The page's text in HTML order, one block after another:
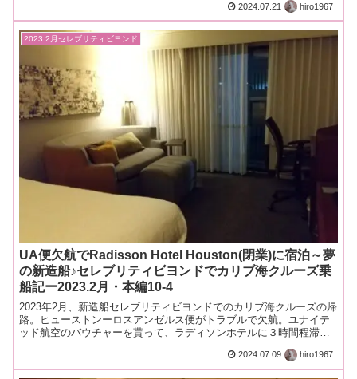
2024.07.21 hiro1967
2023.2月セレブリティビヨンド
UA便欠航でRadisson Hotel Houston(閉業)に宿泊～夢
の新造船♪セレブリティビヨンドでカリブ海クルーズ乗
船記ー2023.2月・本編10-4
2023年2月、新造船セレブリティビヨンドでのカリブ海クルーズの帰
路。ヒューストンーロスアンゼルス便がトラブルで欠航。ユナイテ
ッド航空のバウチャーを貰って、ラディソンホテルに３時間程滞在
2024.07.09 hiro1967